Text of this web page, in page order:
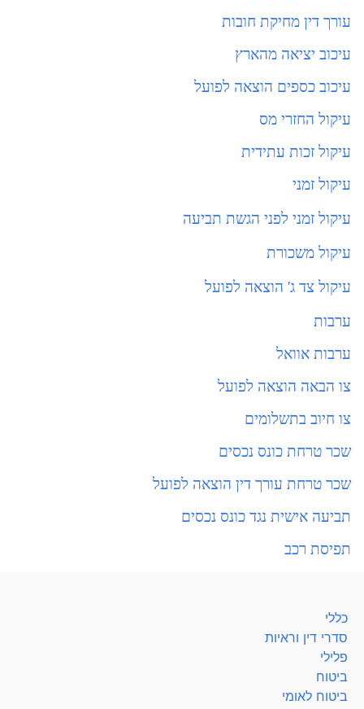
עורך דין מחיקת חובות
עיכוב יציאה מהארץ
עיכוב כספים הוצאה לפועל
עיקול החזרי מס
עיקול זכות עתידית
עיקול זמני
עיקול זמני לפני הגשת תביעה
עיקול משכורת
עיקול צד ג' הוצאה לפועל
ערבות
ערבות אוואל
צו הבאה הוצאה לפועל
צו חיוב בתשלומים
שכר טרחת כונס נכסים
שכר טרחת עורך דין הוצאה לפועל
תביעה אישית נגד כונס נכסים
תפיסת רכב
כללי
סדרי דין וראיות
פלילי
ביטוח
ביטוח לאומי